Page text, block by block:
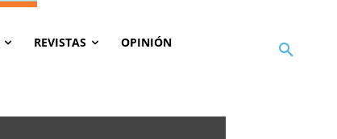
REVISTAS OPINIÓN